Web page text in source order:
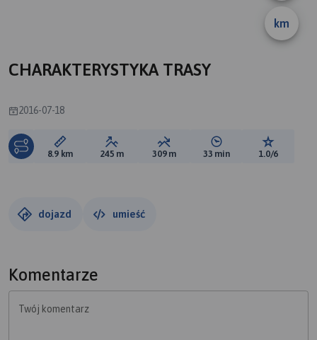
km
CHARAKTERYSTYKA TRASY
2016-07-18
Długość trasy:
8.9 km Suma przewyższeń:
245 m Suma spadków:
309 m Średni czas potrzebny
33 min Ocena
1.0/6
dojazd umieść
Komentarze
Twój komentarz